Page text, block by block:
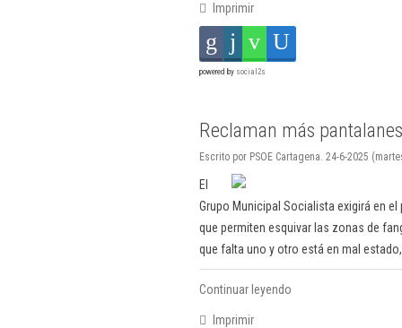
Imprimir
powered by social2s
Reclaman más
Escrito por PSOE Cartagena. 24-6-2025
El
Grupo Municipal Socialista exigirá en
que permiten esquivar las zonas de
que falta uno y otro está en mal
Continuar leyendo
Imprimir